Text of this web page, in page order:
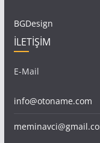
BGDesign
İLETİŞİM
E-Mail
info@otoname.com